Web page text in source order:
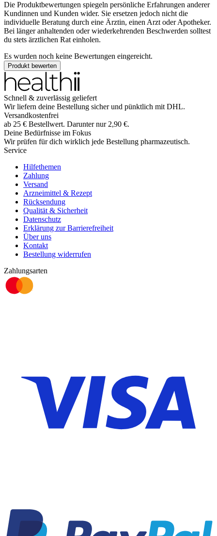
Die Produktbewertungen spiegeln persönliche Erfahrungen anderer
Kundinnen und Kunden wider. Sie ersetzen jedoch nicht die
individuelle Beratung durch eine Ärztin, einen Arzt oder Apotheker.
Bei länger anhaltenden oder wiederkehrenden Beschwerden solltest
du stets ärztlichen Rat einholen.
Es wurden noch keine Bewertungen eingereicht.
Produkt bewerten
Schnell & zuverlässig geliefert
Wir liefern deine Bestellung sicher und pünktlich mit DHL.
Versandkostenfrei
ab 25 € Bestellwert. Darunter nur 2,90 €.
Deine Bedürfnisse im Fokus
Wir prüfen für dich wirklich jede Bestellung pharmazeutisch.
Service
Hilfethemen
Zahlung
Versand
Arzneimittel & Rezept
Rücksendung
Qualität & Sicherheit
Datenschutz
Erklärung zur Barrierefreiheit
Über uns
Kontakt
Bestellung widerrufen
Zahlungsarten